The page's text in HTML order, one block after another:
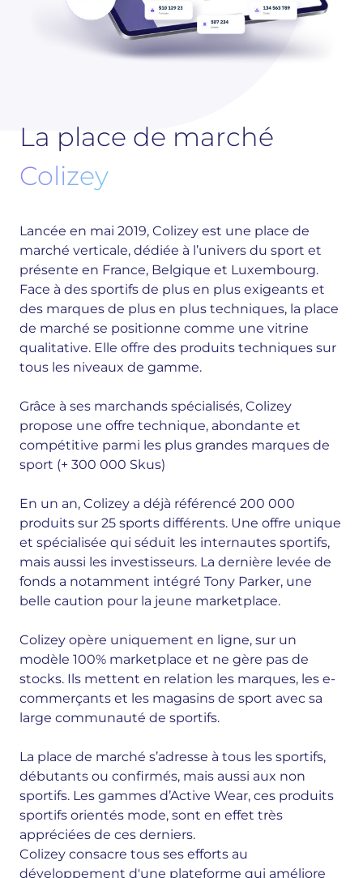
La place de marché
Colizey
Lancée en mai 2019, Colizey est une place de
marché verticale, dédiée à l’univers du sport et
présente en France, Belgique et Luxembourg.
Face à des sportifs de plus en plus exigeants et
des marques de plus en plus techniques, la place
de marché se positionne comme une vitrine
qualitative. Elle offre des produits techniques sur
tous les niveaux de gamme.
Grâce à ses marchands spécialisés, Colizey
propose une offre technique, abondante et
compétitive parmi les plus grandes marques de
sport (+ 300 000 Skus)
En un an, Colizey a déjà référencé 200 000
produits sur 25 sports différents. Une offre unique
et spécialisée qui séduit les internautes sportifs,
mais aussi les investisseurs. La dernière levée de
fonds a notamment intégré Tony Parker, une
belle caution pour la jeune marketplace.
Colizey opère uniquement en ligne, sur un
modèle 100% marketplace et ne gère pas de
stocks. Ils mettent en relation les marques, les e-
commerçants et les magasins de sport avec sa
large communauté de sportifs.
La place de marché s’adresse à tous les sportifs,
débutants ou confirmés, mais aussi aux non
sportifs. Les gammes d’Active Wear, ces produits
sportifs orientés mode, sont en effet très
appréciées de ces derniers.
Colizey consacre tous ses efforts au
développement d'une plateforme qui améliore